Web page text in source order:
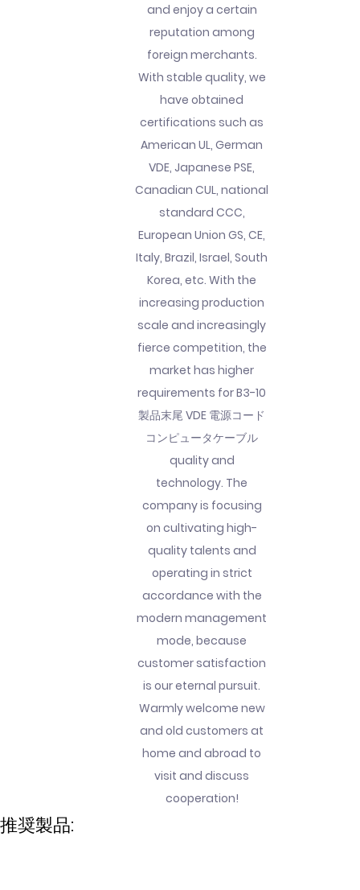
and enjoy a certain
reputation among
foreign merchants.
With stable quality, we
have obtained
certifications such as
American UL, German
VDE, Japanese PSE,
Canadian CUL, national
standard CCC,
European Union GS, CE,
Italy, Brazil, Israel, South
Korea, etc. With the
increasing production
scale and increasingly
fierce competition, the
market has higher
requirements for B3-10
製品末尾 VDE 電源コード
コンピュータケーブル
quality and
technology. The
company is focusing
on cultivating high-
quality talents and
operating in strict
accordance with the
modern management
mode, because
customer satisfaction
is our eternal pursuit.
Warmly welcome new
and old customers at
home and abroad to
visit and discuss
cooperation!
推奨製品: